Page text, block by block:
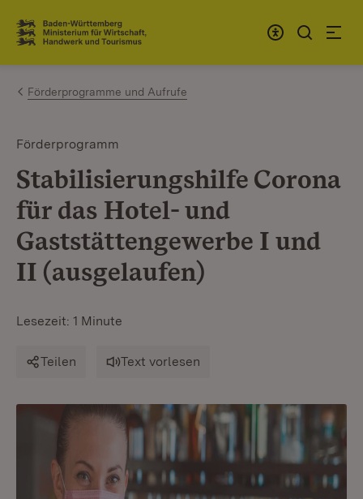
Zum Inhalt springen
Link zur Startseite
Förderprogramme und Aufrufe
Förderprogramm
Stabilisierungshilfe Corona
für das Hotel- und
Gaststättengewerbe I und
II (ausgelaufen)
Lesezeit: 1 Minute
Teilen Text vorlesen